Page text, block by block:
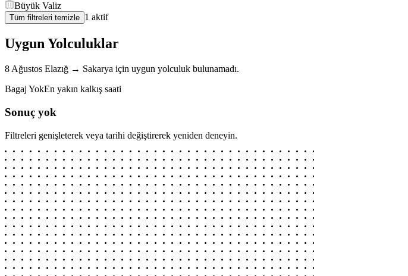
Büyük Valiz
Tüm filtreleri temizle 1 aktif
Uygun Yolculuklar
8 Ağustos Elazığ → Sakarya için uygun yolculuk bulunamadı.
Bagaj YokEn yakın kalkış saati
Sonuç yok
Filtreleri genişleterek veya tarihi değiştirerek yeniden deneyin.